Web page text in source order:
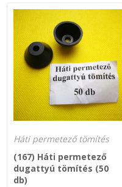
GUMILEMEZ - FILC - HÓTOLÓ
SZEMÉLY GÉPJÁRMŰ TÖMÍTÉS
TEHER-ERŐGÉP-MOZDONY TÖMÍTÉS
Háti permetező tömítés
(167) Háti permetező
dugattyú tömítés (50
db)